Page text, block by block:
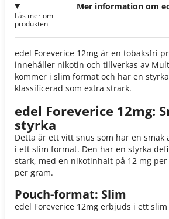
Mer information om
Läs mer om
produkten
edel Foreverice 12mg är en tobaksfri
innehåller nikotin och tillverkas av
kommer i slim format och har en
klassificerad som extra strark.
edel Foreverice 12mg:
styrka
Detta är ett vitt snus som har en smak
i ett slim format. Den har en styrka
stark, med en nikotinhalt på 12 mg
per gram.
Pouch-format: Slim
edel Foreverice 12mg erbjuds i ett